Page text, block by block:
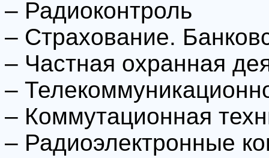
– Радиоконтроль
– Страхование.
– Частная охранная
–
– Коммутационная
– Радиоэлектронные